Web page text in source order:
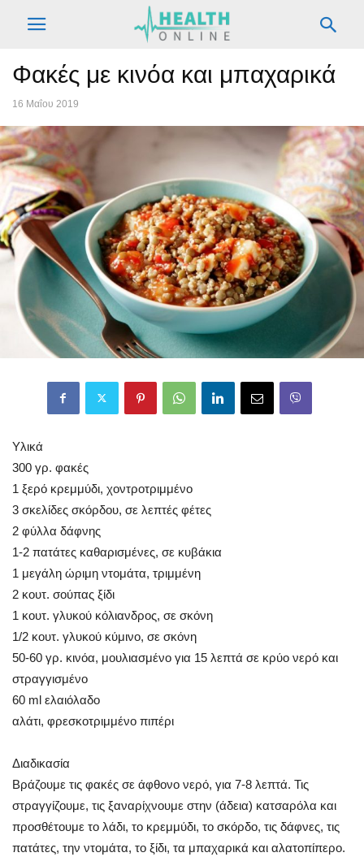
Φακές με κινόα και μπαχαρικά
16 Μαΐου 2019
Υλικά
300 γρ. φακές
1 ξερό κρεμμύδι, χοντροτριμμένο
3 σκελίδες σκόρδου, σε λεπτές φέτες
2 φύλλα δάφνης
1-2 πατάτες καθαρισμένες, σε κυβάκια
1 μεγάλη ώριμη ντομάτα, τριμμένη
2 κουτ. σούπας ξίδι
1 κουτ. γλυκού κόλιανδρος, σε σκόνη
1/2 κουτ. γλυκού κύμινο, σε σκόνη
50-60 γρ. κινόα, μουλιασμένο για 15 λεπτά σε κρύο νερό και
στραγγισμένο
60 ml ελαιόλαδο
αλάτι, φρεσκοτριμμένο πιπέρι
Διαδικασία
Βράζουμε τις φακές σε άφθονο νερό, για 7-8 λεπτά. Τις
στραγγίζουμε, τις ξαναρίχνουμε στην (άδεια) κατσαρόλα και
προσθέτουμε το λάδι, το κρεμμύδι, το σκόρδο, τις δάφνες, τις
πατάτες, την ντομάτα, το ξίδι, τα μπαχαρικά και αλατοπίπερο.